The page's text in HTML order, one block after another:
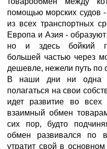
помощью морских судов
из всех транспортных
Европа и Азия -
но и здесь бойкий
большей частью через
дешевле, нежели путь по
В наши дни ни одна
полагаться на свои
идет развитие во
взаимный обмен
сих пор, будто
обмен развивался по
утратит свой в